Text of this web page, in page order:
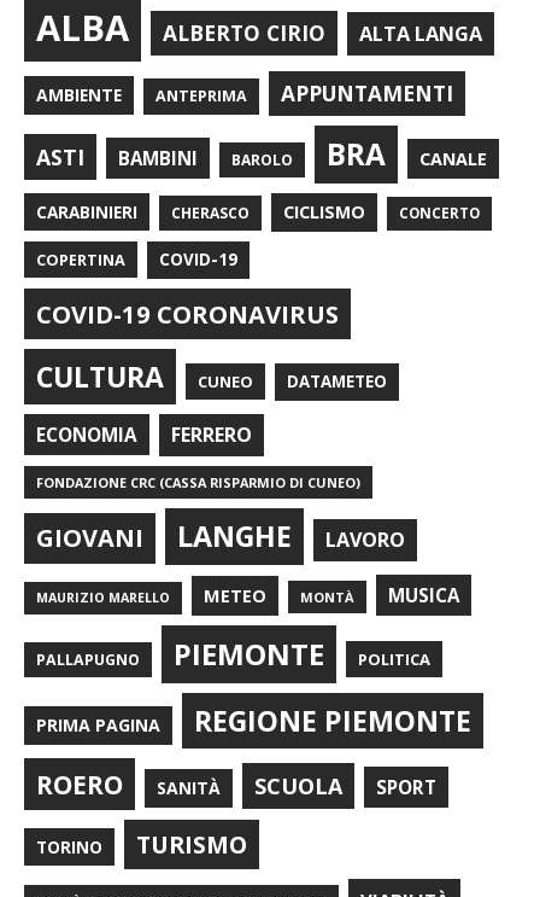
ALBA ALBERTO CIRIO ALTA LANGA
AMBIENTE ANTEPRIMA APPUNTAMENTI
ASTI BAMBINI BAROLO BRA CANALE
CARABINIERI CHERASCO CICLISMO CONCERTO
COPERTINA COVID-19
COVID-19 CORONAVIRUS
CULTURA CUNEO DATAMETEO
ECONOMIA FERRERO
FONDAZIONE CRC (CASSA RISPARMIO DI CUNEO)
GIOVANI LANGHE LAVORO
MAURIZIO MARELLO METEO MONTÀ MUSICA
PALLAPUGNO PIEMONTE POLITICA
PRIMA PAGINA REGIONE PIEMONTE
ROERO SANITÀ SCUOLA SPORT
TORINO TURISMO